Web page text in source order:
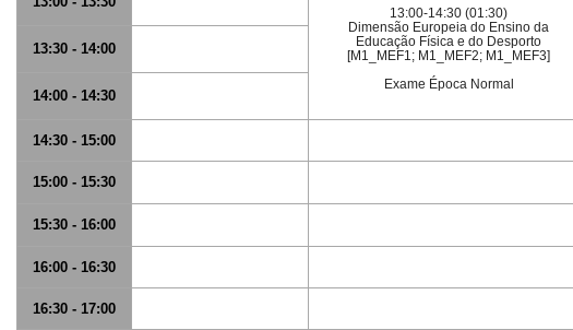
13:00-14:30 (01:30)
Dimensão Europeia do Ensino da
Educação Física e do Desporto
[M1_MEF1; M1_MEF2; M1_MEF3]
Exame Época Normal
13:30 - 14:00
14:00 - 14:30
14:30 - 15:00
15:00 - 15:30
15:30 - 16:00
16:00 - 16:30
16:30 - 17:00